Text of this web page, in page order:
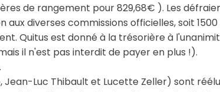
de rangement pour 829,68€ ). Les
diverses commissions officielles, soit
Quitus est donné à la trésorière à
il n'est pas interdit de payer en plus !).
Luc Thibault et Lucette Zeller) sont